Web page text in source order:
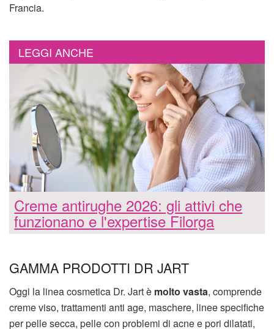
Francia.
LEGGI ANCHE
Creme antirughe 2026: gli attivi che
funzionano e l'expertise Filorga
GAMMA PRODOTTI DR JART
Oggi la linea cosmetica Dr. Jart è molto vasta, comprende
creme viso, trattamenti anti age, maschere, linee specifiche
per pelle secca, pelle con problemi di acne e pori dilatati,